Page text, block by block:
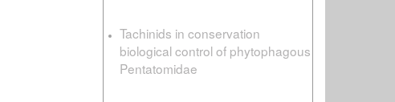
Tachinids in conservation
biological control of phytophagous
Pentatomidae